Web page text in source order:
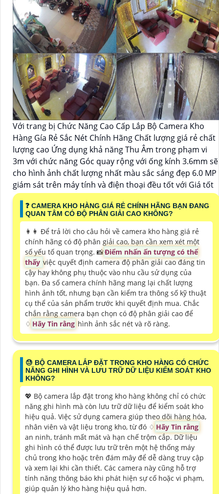
Với trang bị Chức Năng Cao Cấp Lắp Bộ Camera Kho
Hàng Gía Rẻ Sắc Nét Chính Hãng Chất lượng giá rẻ chất
lượng cao Ứng dụng khả năng Thu Âm trong phạm vi
3m với chức năng Góc quay rộng với ống kính 3.6mm sẽ
cho hình ảnh chất lượng nhất màu sắc sáng đẹp 6.0 MP
giám sát trên máy tính và điện thoại đều tốt với Giá tốt
️❓ CAMERA KHO HÀNG GIÁ RẺ CHÍNH HÃNG BẠN ĐANG
QUAN TÂM CÓ ĐỘ PHÂN GIẢI CAO KHÔNG?
️👩‍👩 Để trả lời cho câu hỏi về camera kho hàng giá rẻ
chính hãng có độ phân giải cao, bạn cần xem xét một
số yếu tố quan trọng. 📸Điểm nhấn ấn tượng có thể
thấy việc quyết định camera độ phân giải cao đáng tin
cậy hay không phụ thuộc vào nhu cầu sử dụng của
bạn. Đa số camera chính hãng mang lại chất lượng
hình ảnh tốt, nhưng bạn cần kiểm tra thông số kỹ thuật
cụ thể của sản phẩm trước khi quyết định mua. Chắc
chắn rằng camera bạn chọn có độ phân giải cao để
♢ Hãy Tin rằng hình ảnh sắc nét và rõ ràng.
😓 BỘ CAMERA LẮP ĐẶT TRONG KHO HÀNG CÓ CHỨC
NĂNG GHI HÌNH VÀ LƯU TRỮ DỮ LIỆU KIỂM SOÁT KHO
KHÔNG?
💖 Bộ camera lắp đặt trong kho hàng không chỉ có chức
năng ghi hình mà còn lưu trữ dữ liệu để kiểm soát kho
hiệu quả. Việc sử dụng camera giúp theo dõi hàng hóa,
nhân viên và vật liệu trong kho, từ đó ♢ Hãy Tin rằng
an ninh, tránh mất mát và hạn chế trộm cắp. Dữ liệu
ghi hình có thể được lưu trữ trên một hệ thống máy
chủ trong kho hoặc trên đám mây để dễ dàng truy cập
và xem lại khi cần thiết. Các camera này cũng hỗ trợ
tính năng thông báo khi phát hiện sự cố hoặc vi phạm,
giúp quản lý kho hàng hiệu quả hơn.